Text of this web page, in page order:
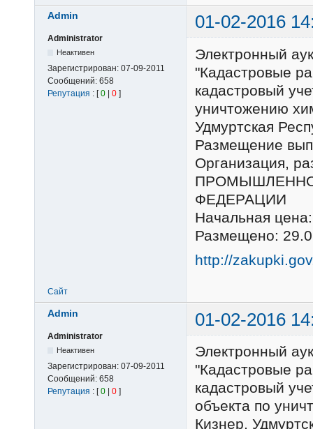
Admin 01-02-2016
Administrator
Неактивен
Зарегистрирован: 07-09-2011
Сообщений: 658
Репутация : [0 0 ]
Электронный
"Кадастровые
кадастровый
уничтожению
Удмуртская
Размещение
Организация,
ФЕДЕРАЦИИ
Начальная
Размещено:
http://
Сайт
Admin 01-02-2016
Administrator
Неактивен
Зарегистрирован: 07-09-2011
Сообщений: 658
Репутация : [0 | 0 ]
Электронный
"Кадастровые
кадастровый
объекта по
Кизнер,